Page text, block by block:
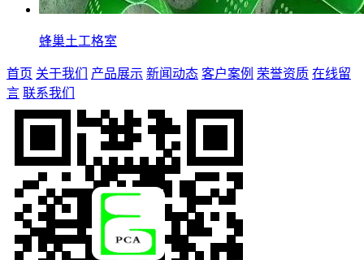
蜂巢土工格室
首页 关于我们 产品展示 新闻动态 客户案例 荣誉资质 在线留
言 联系我们